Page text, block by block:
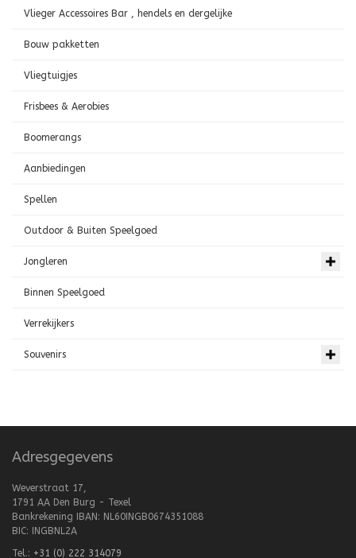
Vlieger Accessoires Bar , hendels en dergelijke
Bouw pakketten
Vliegtuigjes
Frisbees & Aerobies
Boomerangs
Aanbiedingen
Spellen
Outdoor & Buiten Speelgoed
Jongleren
Binnen Speelgoed
Verrekijkers
Souvenirs
Adresgegevens
Weverstraat 17,
1791 AA Den Burg - Texel
Bankrekening IBAN: NL60INGB0674351088
BIC: INGBNL2A
Tel.: +31 (0) 222 314079